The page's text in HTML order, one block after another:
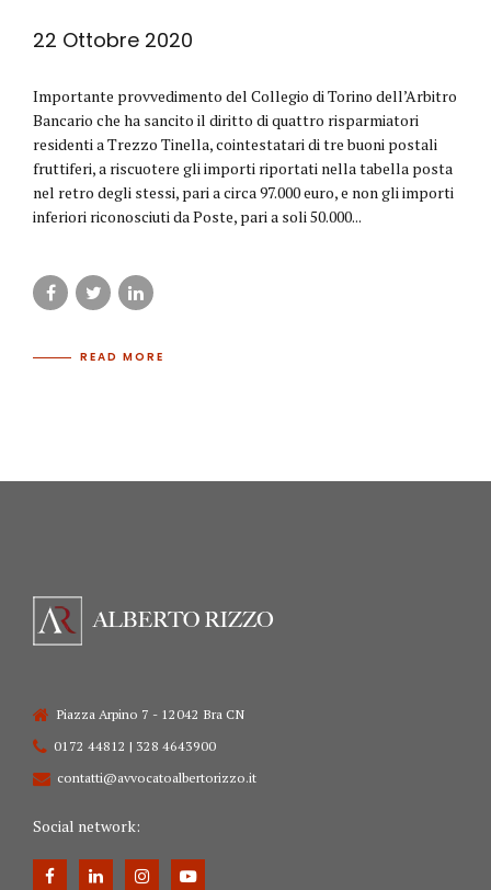
22 Ottobre 2020
Importante provvedimento del Collegio di Torino dell’Arbitro
Bancario che ha sancito il diritto di quattro risparmiatori
residenti a Trezzo Tinella, cointestatari di tre buoni postali
fruttiferi, a riscuotere gli importi riportati nella tabella posta
nel retro degli stessi, pari a circa 97.000 euro, e non gli importi
inferiori riconosciuti da Poste, pari a soli 50.000...
READ MORE
Piazza Arpino 7 - 12042 Bra CN
0172 44812 | 328 4643900
contatti@avvocatoalbertorizzo.it
Social network: